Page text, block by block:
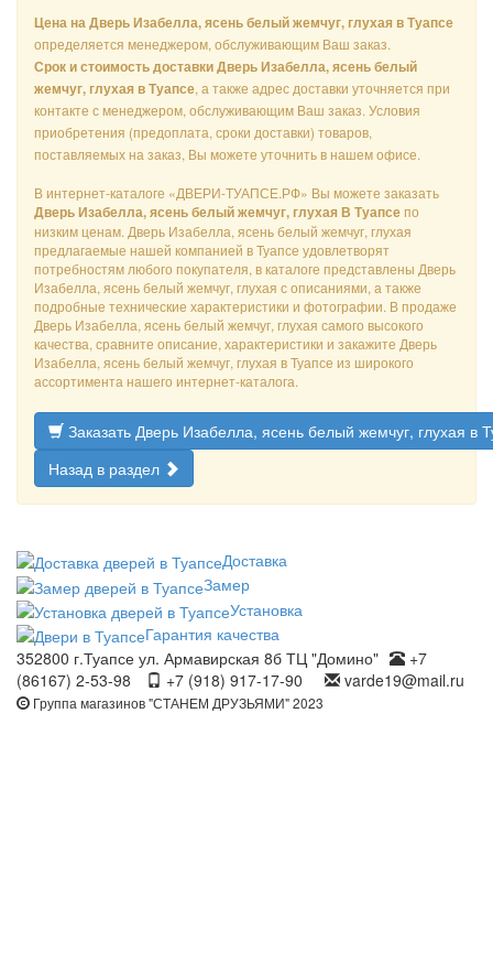
Цена на Дверь Изабелла, ясень белый жемчуг, глухая в Туапсе
определяется менеджером, обслуживающим Ваш заказ.
Срок и стоимость доставки Дверь Изабелла, ясень белый
жемчуг, глухая в Туапсе, а также адрес доставки уточняется при
контакте с менеджером, обслуживающим Ваш заказ. Условия
приобретения (предоплата, сроки доставки) товаров,
поставляемых на заказ, Вы можете уточнить в нашем офисе.
В интернет-каталоге «ДВЕРИ-ТУАПСЕ.РФ» Вы можете заказать
Дверь Изабелла, ясень белый жемчуг, глухая В Туапсепо
низким ценам. Дверь Изабелла, ясень белый жемчуг, глухая
предлагаемые нашей компанией в Туапсе удовлетворят
потребностям любого покупателя, в каталоге представлены Дверь
Изабелла, ясень белый жемчуг, глухая с описаниями, а также
подробные технические характеристики и фотографии. В продаже
Дверь Изабелла, ясень белый жемчуг, глухая самого высокого
качества, сравните описание, характеристики и закажите Дверь
Изабелла, ясень белый жемчуг, глухая в Туапсе из широкого
ассортимента нашего интернет-каталога.
Заказать Дверь Изабелла, ясень белый жемчуг, глухая в
Назад в раздел
Доставка
Замер
Установка
Гарантия качества
352800 г.Туапсе ул. Армавирская 8б ТЦ "Домино"
+7
(86167) 2-53-98
+7 (918) 917-17-90 varde19@mail.ru
Группа магазинов "СТАНЕМ ДРУЗЬЯМИ" 2023